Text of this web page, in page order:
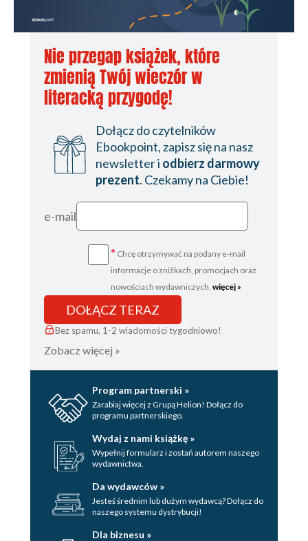
Nie przegap książek, które
zmienią Twój wieczór w
literacką przygodę!
Dołącz do czytelników
Ebookpoint, zapisz się na nasz
newsletter i odbierz darmowy
prezent. Czekamy na Ciebie!
e-mail
* Chcę otrzymywać na podany e-mail
informacje o zniżkach, promocjach oraz
nowościach wydawniczych. więcej »
DOŁĄCZ TERAZ
Bez spamu, 1-2 wiadomości tygodniowo!
Zobacz więcej »
Program partnerski »
Zarabiaj więcej z Grupą Helion! Dołącz do
programu partnerskiego.
Wydaj z nami książkę »
Wypełnij formularz i zostań autorem naszego
wydawnictwa.
Da wydawców »
Jesteś średnim lub dużym wydawcą? Dołącz do
naszego systemu dystrybucji!
Dla biznesu »